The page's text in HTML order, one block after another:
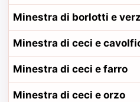
Minestra di borlotti e
Minestra di ceci e
Minestra di ceci e farro
Minestra di ceci e orzo